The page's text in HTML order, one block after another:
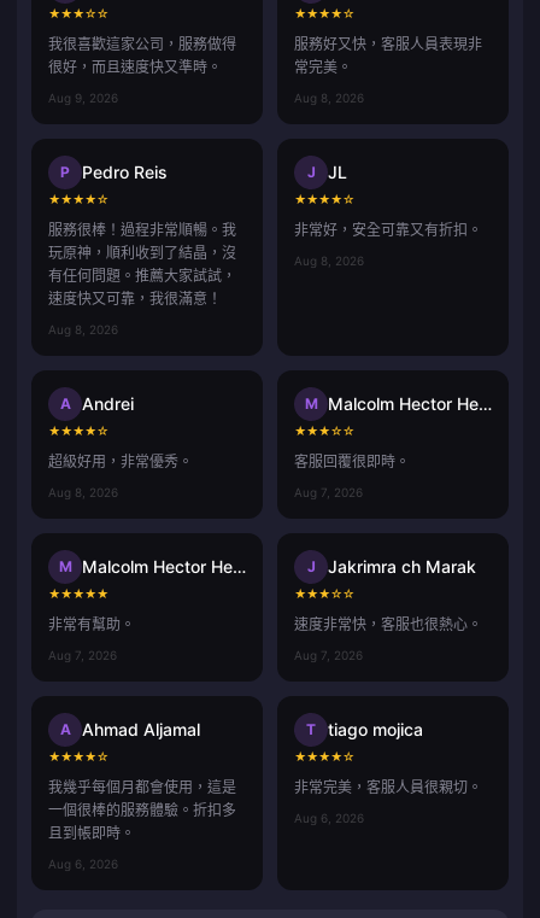
★★★☆☆
我很喜歡這家公司，服務做得
很好，而且速度快又準時。
Aug 9, 2026
★★★★☆
服務好又快，客服人員表現非
常完美。
Aug 8, 2026
P Pedro Reis
★★★★☆
服務很棒！過程非常順暢。我
玩原神，順利收到了結晶，沒
有任何問題。推薦大家試試，
速度快又可靠，我很滿意！
Aug 8, 2026
J JL
★★★★☆
非常好，安全可靠又有折扣。
Aug 8, 2026
A Andrei
★★★★☆
超級好用，非常優秀。
Aug 8, 2026
M Malcolm Hector Herce
★★★☆☆
客服回覆很即時。
Aug 7, 2026
M Malcolm Hector Herce
★★★★★
非常有幫助。
Aug 7, 2026
J Jakrimra ch Marak
★★★☆☆
速度非常快，客服也很熱心。
Aug 7, 2026
A Ahmad Aljamal
★★★★☆
我幾乎每個月都會使用，這是
一個很棒的服務體驗。折扣多
且到帳即時。
Aug 6, 2026
T tiago mojica
★★★★☆
非常完美，客服人員很親切。
Aug 6, 2026